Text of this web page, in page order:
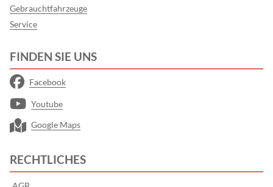
Gebrauchtfahrzeuge
Service
FINDEN SIE UNS
Facebook
Youtube
Google Maps
RECHTLICHES